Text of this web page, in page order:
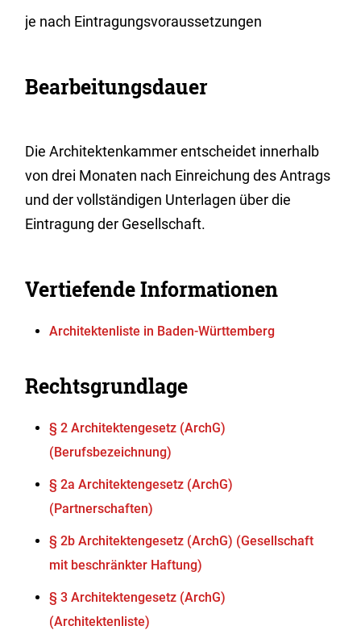
je nach Eintragungsvoraussetzungen
Bearbeitungsdauer
Die Architektenkammer entscheidet innerhalb
von drei Monaten nach Einreichung des Antrags
und der vollständigen Unterlagen über die
Eintragung der Gesellschaft.
Vertiefende Informationen
Architektenliste in Baden-Württemberg
Rechtsgrundlage
§ 2 Architektengesetz (ArchG)
(Berufsbezeichnung)
§ 2a Architektengesetz (ArchG)
(Partnerschaften)
§ 2b Architektengesetz (ArchG) (Gesellschaft
mit beschränkter Haftung)
§ 3 Architektengesetz (ArchG)
(Architektenliste)